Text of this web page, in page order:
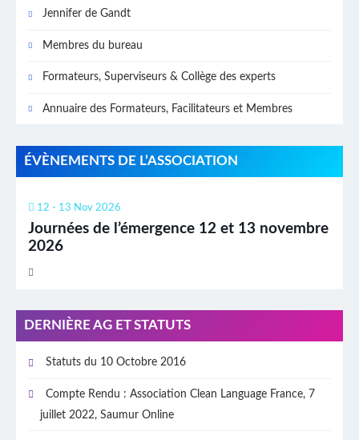
Jennifer de Gandt
Membres du bureau
Formateurs, Superviseurs & Collège des experts
Annuaire des Formateurs, Facilitateurs et Membres
ÉVÈNEMENTS DE L’ASSOCIATION
12 - 13 Nov 2026
Journées de l’émergence 12 et 13 novembre
2026
DERNIÈRE AG ET STATUTS
Statuts du 10 Octobre 2016
Compte Rendu : Association Clean Language France, 7
juillet 2022, Saumur Online